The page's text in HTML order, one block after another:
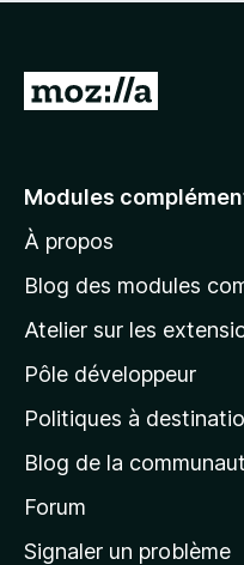
A
e
à
l
p
a
g
d
a
Modules
À propos
Blog des modules
Atelier sur les
Pôle développeur
Politiques à
Blog de la
Forum
Signaler un problème